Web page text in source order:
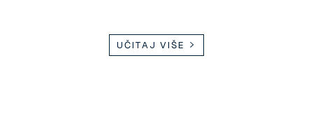
UČITAJ VIŠE